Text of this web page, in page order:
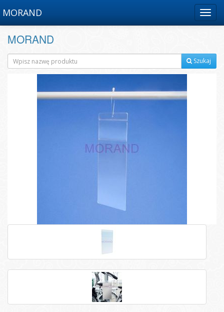
Menu
MORAND
MORAND
Szukaj